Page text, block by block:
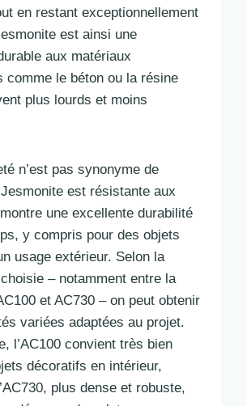
en restant exceptionnellement
est ainsi une
aux matériaux
comme le béton ou la résine
plus lourds et moins
n’est pas synonyme de
est résistante aux
une excellente durabilité
y compris pour des objets
usage extérieur. Selon la
– notamment entre la
et AC730 – on peut obtenir
variées adaptées au projet.
l’AC100 convient très bien
décoratifs en intérieur,
plus dense et robuste,